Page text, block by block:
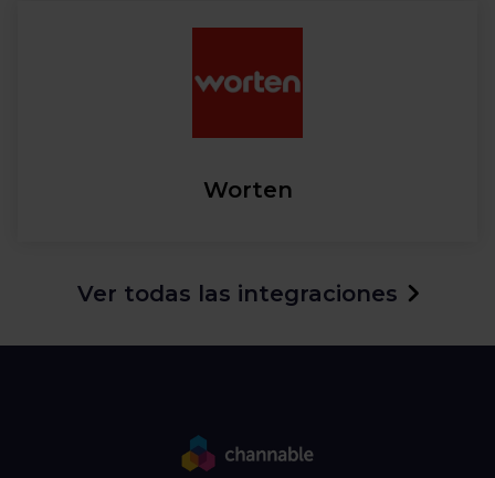
Worten
Ver todas las integraciones